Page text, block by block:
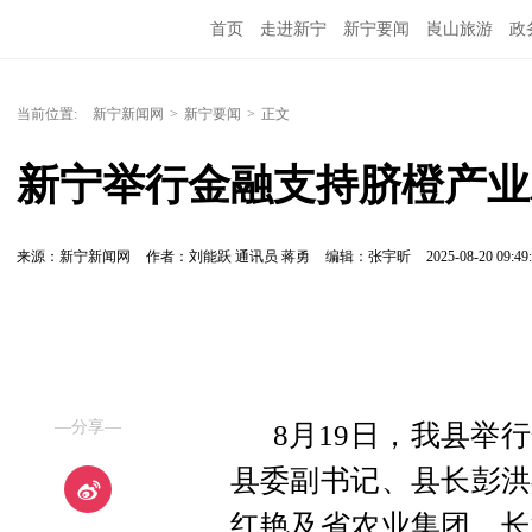
首页 走进新宁 新宁要闻 崀山旅游 政
当前位置: 新宁新闻网 > 新宁要闻 > 正文
新宁举行金融支持脐橙产
来源：新宁新闻网 作者：刘能跃 通讯员 蒋勇 编辑：张宇昕 2025-08-20
—分享—
8月19日，我县举
县委副书记、县长彭
红艳及省农业集团、